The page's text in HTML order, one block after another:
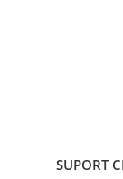
SUPORT